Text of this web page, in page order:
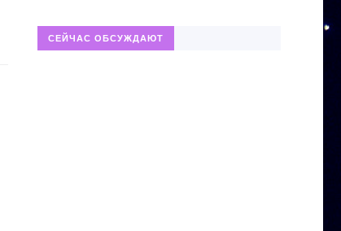
СЕЙЧАС ОБСУЖДАЮТ